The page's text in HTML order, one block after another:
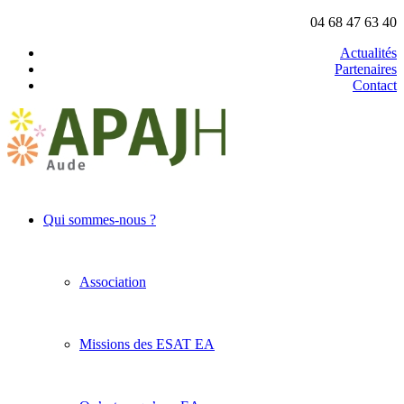
04 68 47 63 40
Actualités
Partenaires
Contact
Qui sommes-nous ?
Association
Missions des ESAT EA